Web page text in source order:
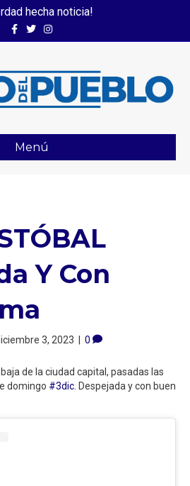
hecha noticia!
FacebookTwitterInstagram
Menú
Y Con
3, 2023 | 0
de la ciudad capital, pasadas las
domingo #3dic . Despejada y con buen